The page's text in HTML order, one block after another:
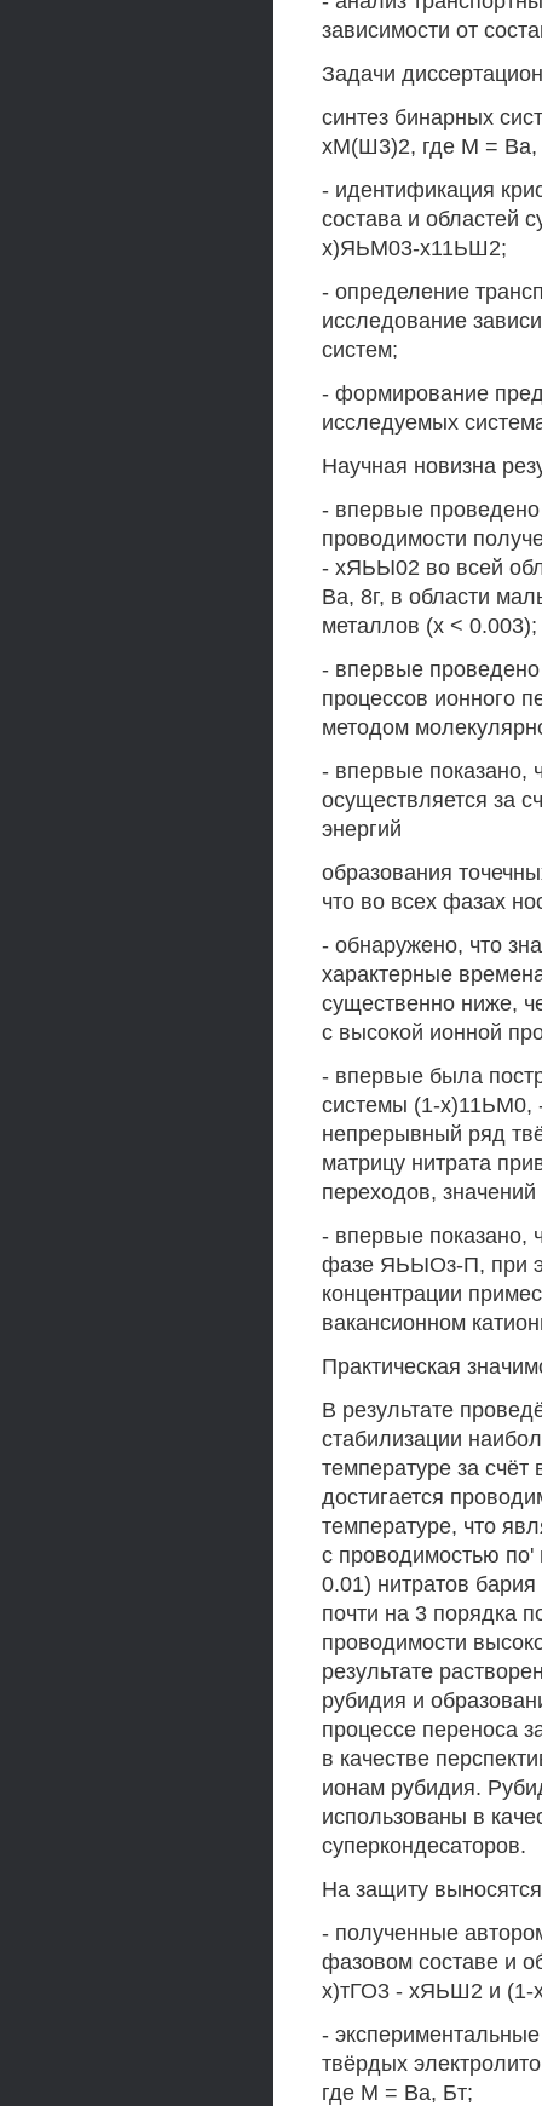
зависимости от
Задачи
синтез бинарных
хМ(Ш3)2, где М = Ва,
- идентификация
состава и областей
х)ЯЬМ03-х11ЬШ2;
- определение
исследование
систем;
- формирование
исследуемых
Научная новизна
- впервые
проводимости
- хЯЬЫ02 во всей
Ва, 8г, в области
металлов (х < 0.003);
- впервые проведено
процессов ионного
методом
- впервые показано,
осуществляется за
энергий
образования
что во всех фазах
- обнаружено, что
характерные
существенно ниже,
с высокой ионной
- впервые была
системы (1-х)11ЬМ0,
непрерывный ряд
матрицу нитрата
переходов,
- впервые показано,
фазе ЯЬЫОз-П, при
концентрации
вакансионном
Практическая
В результате
стабилизации
температуре за
достигается
температуре, что
с проводимостью
0.01) нитратов
почти на 3 порядка
проводимости
результате
рубидия и
процессе переноса
в качестве
ионам рубидия.
использованы в
суперкондесаторов.
На защиту
- полученные
фазовом составе и
х)тГО3 - хЯЬШ2 и
-
твёрдых
где М = Ва, Бт;